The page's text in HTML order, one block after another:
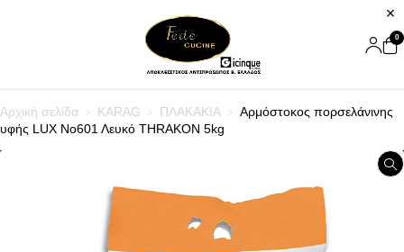
0
Αρχική σελίδα KARAG ΠΛΑΚΑΚΙΑ
Αρμόστοκος πορσελάνινης
υφής LUX Nο601 Λευκό THRAKON 5kg